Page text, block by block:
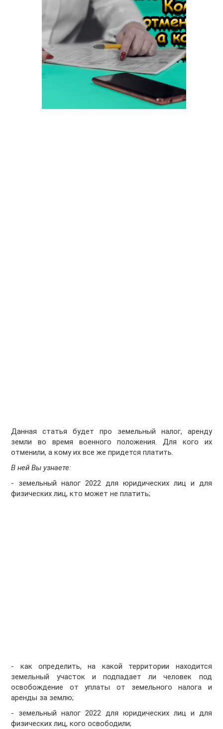
Данная статья будет про земельный налог, аренду
земли во время военного положения. Для кого их
отменили, а кому их все же придется платить.
В ней Вы узнаете:
- земельный налог 2022 для юридических лиц и для
физических лиц, кто может не платить;
- как определить, на какой территории находится
земельный участок и подпадает ли человек под
освобождение от уплаты от земельного налога и
аренды за землю;
- земельный налог 2022 для юридических лиц и для
физических лиц, кого освободили;